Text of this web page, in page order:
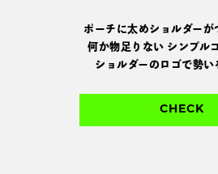
ポーチに太めショルダーが
何か物足りない シンプル
ショルダーのロゴで勢い
CHECK